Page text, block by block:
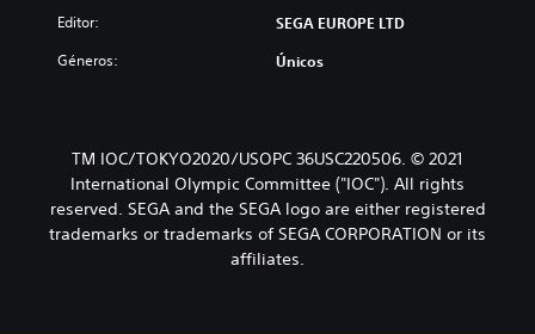
Editor: SEGA EUROPE LTD
Géneros: Únicos
TM IOC/TOKYO2020/USOPC 36USC220506. © 2021
International Olympic Committee ("IOC"). All rights
reserved. SEGA and the SEGA logo are either registered
trademarks or trademarks of SEGA CORPORATION or its
affiliates.